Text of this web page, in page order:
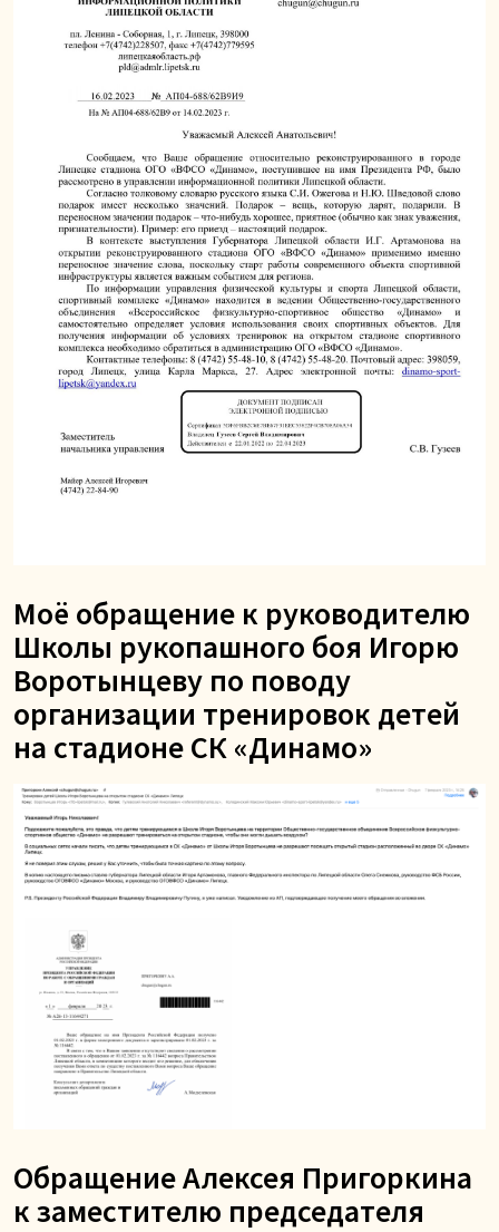
Моё обращение к руководителю
Школы рукопашного боя Игорю
Воротынцеву по поводу
организации тренировок детей
на стадионе СК «Динамо»
Обращение Алексея Пригоркина
к заместителю председателя